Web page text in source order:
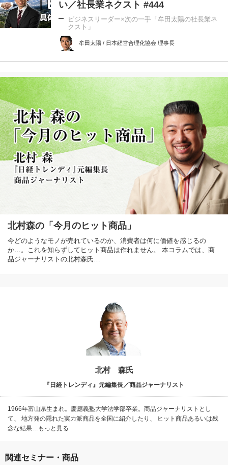
い／社長業ネクスト #444
ビジネスリーダー×次の一手「牟田太陽の社長業ネ
クスト」
牟田太陽 / 日本経営合理化協会 理事長
北村森の「今月のヒット商品」
今どのようなモノが売れているのか、消費者は何に価値を感じるの
か…。これを知らずしてヒット商品は作れません。 本コラムでは、商
品ジャーナリストの北村森氏…
北村 森氏
『日経トレンディ』元編集長／商品ジャーナリスト
1966年富山県生まれ。慶應義塾大学法学部卒業。商品ジャーナリストとし
て、 地方発の隠れた実力派商品を全国に紹介したり、 ヒット商品あるいは残
念な結果…もっと見る
関連セミナー・商品